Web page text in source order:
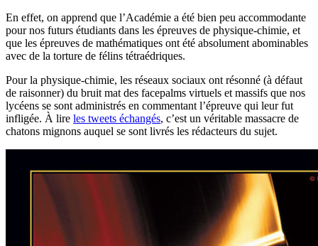
En effet, on apprend que l’Académie a été bien peu accommodante
pour nos futurs étudiants dans les épreuves de physique-chimie, et
que les épreuves de mathématiques ont été absolument abominables
avec de la torture de félins tétraédriques.
Pour la physique-chimie, les réseaux sociaux ont résonné (à défaut
de raisonner) du bruit mat des facepalms virtuels et massifs que nos
lycéens se sont administrés en commentant l’épreuve qui leur fut
infligée. À lire les tweets échangés, c’est un véritable massacre de
chatons mignons auquel se sont livrés les rédacteurs du sujet.